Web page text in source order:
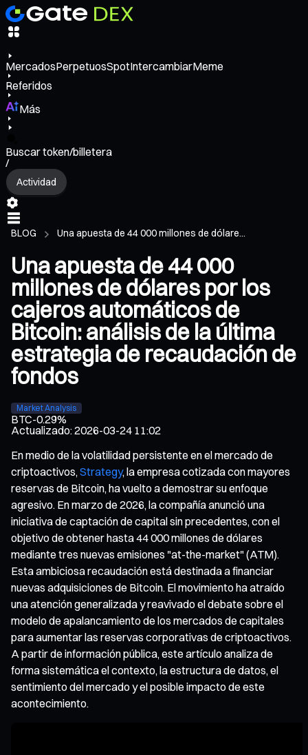
MercadosPerpetuosSpotIntercambiarMeme
Referidos
Más
Buscar token/billetera
/
Actividad
BLOG Una apuesta de 44 000 millones de dólare...
Una apuesta de 44 000
millones de dólares por los
cajeros automáticos de
Bitcoin: análisis de la última
estrategia de recaudación de
fondos
Market Analysis
BTC-0.29%
Actualizado:2026-03-24 11:02
En medio de la volatilidad persistente en el mercado de
criptoactivos, Strategy, la empresa cotizada con mayores
reservas de Bitcoin, ha vuelto a demostrar su enfoque
agresivo. En marzo de 2026, la compañía anunció una
iniciativa de captación de capital sin precedentes, con el
objetivo de obtener hasta 44 000 millones de dólares
mediante tres nuevas emisiones "at-the-market" (ATM).
Esta ambiciosa recaudación está destinada a financiar
nuevas adquisiciones de Bitcoin. El movimiento ha atraído
una atención generalizada y reavivado el debate sobre el
modelo de apalancamiento de los mercados de capitales
para aumentar las reservas corporativas de criptoactivos.
A partir de información pública, este artículo analiza de
forma sistemática el contexto, la estructura de datos, el
sentimiento del mercado y el posible impacto de este
acontecimiento.